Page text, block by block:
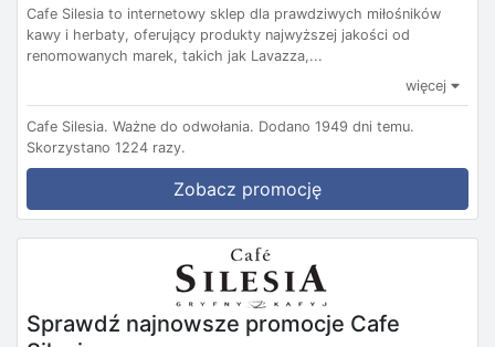
Cafe Silesia to internetowy sklep dla prawdziwych miłośników
kawy i herbaty, oferujący produkty najwyższej jakości od
renomowanych marek, takich jak Lavazza,...
więcej
Cafe Silesia. Ważne do odwołania. Dodano 1949 dni temu.
Skorzystano 1224 razy.
Zobacz promocję
Sprawdź najnowsze promocje Cafe